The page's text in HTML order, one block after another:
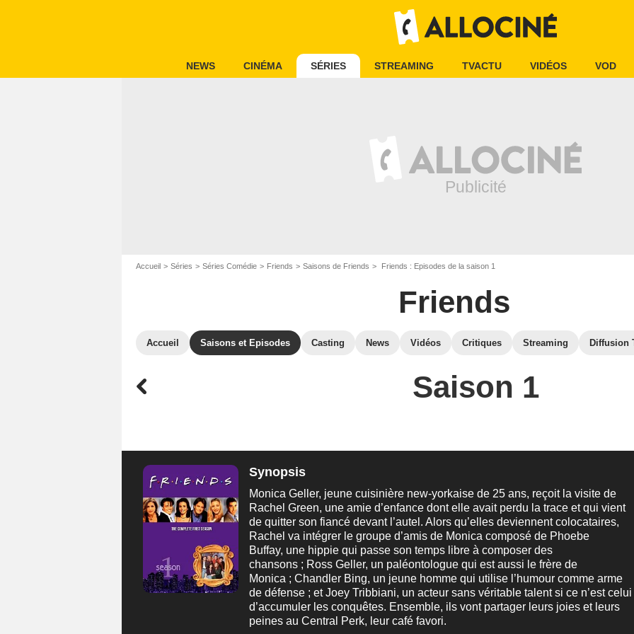
NEWS CINÉMA SÉRIES STREAMING TVACTU VIDÉOS VOD
Accueil Séries Séries Comédie Friends Saisons de Friends Friends : Episodes de la saison 1
Friends
Accueil Saisons et Episodes Casting News Vidéos Critiques Streaming Diffusion
Saison 1
Synopsis
Monica Geller, jeune cuisinière new-yorkaise de 25 ans, reçoit la visite de
Rachel Green, une amie d’enfance dont elle avait perdu la trace et qui vient
de quitter son fiancé devant l’autel. Alors qu’elles deviennent colocataires,
Rachel va intégrer le groupe d’amis de Monica composé de Phoebe
Buffay, une hippie qui passe son temps libre à composer des
chansons ; Ross Geller, un paléontologue qui est aussi le frère de
Monica ; Chandler Bing, un jeune homme qui utilise l’humour comme arme
de défense ; et Joey Tribbiani, un acteur sans véritable talent si ce n’est celui
d’accumuler les conquêtes. Ensemble, ils vont partager leurs joies et leurs
peines au Central Perk, leur café favori.